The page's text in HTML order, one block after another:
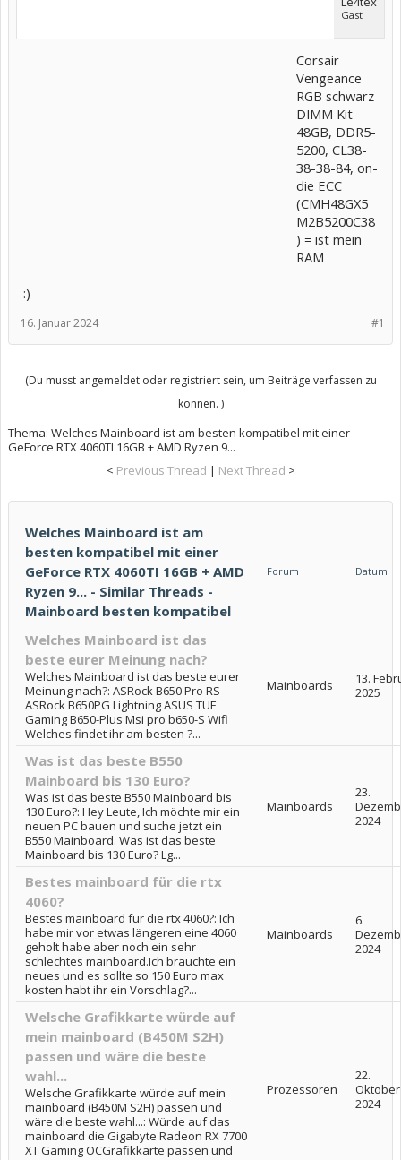
Gast
Corsair
Vengeance
RGB schwarz
DIMM Kit
48GB, DDR5-
5200, CL38-
38-38-84, on-
die ECC
(CMH48GX5
M2B5200C38
) = ist mein
RAM
:)
#1
16. Januar 2024
(Du musst angemeldet oder registriert sein, um Beiträge verfassen zu
können. )
Thema: Welches Mainboard ist am besten kompatibel mit einer
GeForce RTX 4060TI 16GB + AMD Ryzen 9...
< Previous Thread | Next Thread >
Welches Mainboard ist am
besten kompatibel mit einer
GeForce RTX 4060TI 16GB + AMD
Ryzen 9... - Similar Threads -
Mainboard besten kompatibel
Forum Datum
Welches Mainboard ist das
beste eurer Meinung nach?
Welches Mainboard ist das beste eurer
Meinung nach?: ASRock B650 Pro RS
ASRock B650PG Lightning ASUS TUF
Gaming B650-Plus Msi pro b650-S Wifi
Welches findet ihr am besten ?...
Mainboards
13.
2025
Was ist das beste B550
Mainboard bis 130 Euro?
Was ist das beste B550 Mainboard bis
130 Euro?: Hey Leute, Ich möchte mir ein
neuen PC bauen und suche jetzt ein
B550 Mainboard. Was ist das beste
Mainboard bis 130 Euro? Lg...
Mainboards
23.
2024
Bestes mainboard für die rtx
4060?
Bestes mainboard für die rtx 4060?: Ich
habe mir vor etwas längeren eine 4060
geholt habe aber noch ein sehr
schlechtes mainboard.Ich bräuchte ein
neues und es sollte so 150 Euro max
kosten habt ihr ein Vorschlag?...
Mainboards
6.
2024
Welsche Grafikkarte würde auf
mein mainboard (B450M S2H)
passen und wäre die beste
wahl...
Welsche Grafikkarte würde auf mein
mainboard (B450M S2H) passen und
wäre die beste wahl...: Würde auf das
mainboard die Gigabyte Radeon RX 7700
XT Gaming OCGrafikkarte passen und
Prozessoren
22.
Oktober
2024